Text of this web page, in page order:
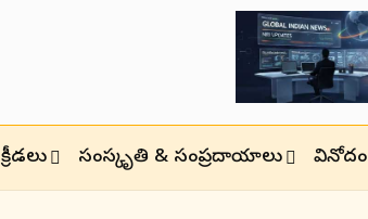
క్రీడలు సంస్కృతి & సంప్రదాయాలు వినోదం